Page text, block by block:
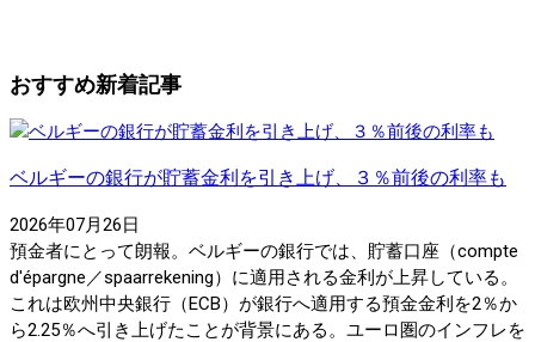
おすすめ新着記事
ベルギーの銀行が貯蓄金利を引き上げ、３％前後の利率も
2026年07月26日
預金者にとって朗報。ベルギーの銀行では、貯蓄口座（compte
d'épargne／spaarrekening）に適用される金利が上昇している。
これは欧州中央銀行（ECB）が銀行へ適用する預金金利を2％か
ら2.25％へ引き上げたことが背景にある。ユーロ圏のインフレを